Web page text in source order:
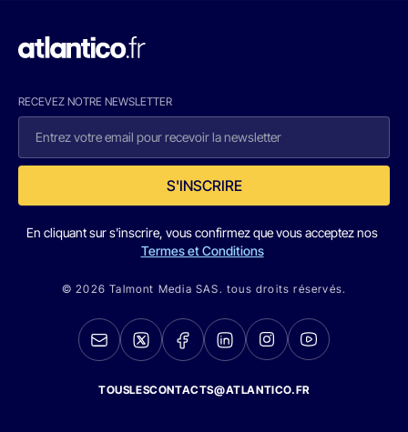
RECEVEZ NOTRE NEWSLETTER
S'INSCRIRE
En cliquant sur s'inscrire, vous confirmez que vous acceptez nos
Termes et Conditions
© 2026 Talmont Media SAS. tous droits réservés.
TOUSLESCONTACTS@ATLANTICO.FR